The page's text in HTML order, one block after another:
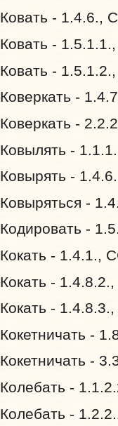
Ковать - 1.4.6.,
Ковать -
Ковать -
Коверкать -
Коверкать -
Ковылять -
Ковырять -
Ковыряться -
Кодировать -
Кокать - 1.4.1.,
Кокать -
Кокать -
Кокетничать -
Кокетничать -
Колебать -
Колебать -